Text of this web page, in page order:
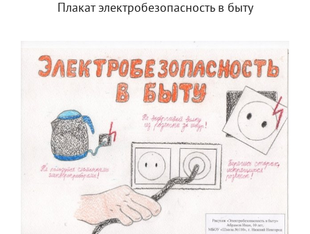
Плакат электробезопасность в быту